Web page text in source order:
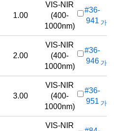
1.00
VIS-NIR
(400-
1000nm)
#36-
941 가
2.00
VIS-NIR
(400-
1000nm)
#36-
946 가
3.00
VIS-NIR
(400-
1000nm)
#36-
951 가
VIS-NIR